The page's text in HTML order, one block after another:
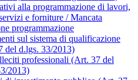
alla programmazione di lavori,
e forniture / Mancata
programmazione
sul sistema di qualificazione
del d.lgs. 33/2013)
professionali (Art. 37 del
2013)